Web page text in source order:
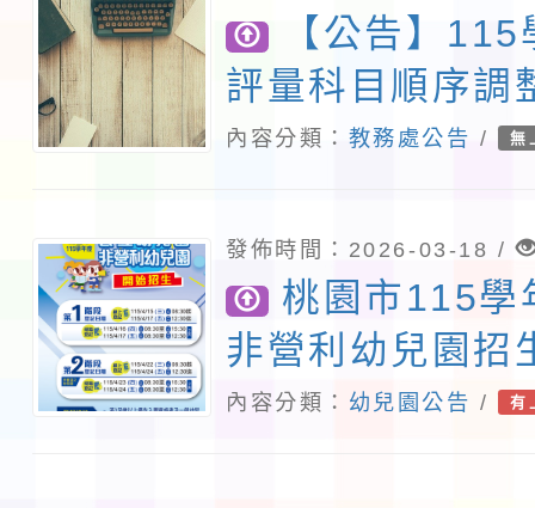
【公告】
評量科目順序調
內容分類： 教務處公告 / 無
發佈時間：2026-03-18 /
桃園市115學
非營利幼兒園招
內容分類： 幼兒園公告 / 有